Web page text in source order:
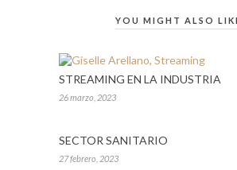
YOU MIGHT ALSO
STREAMING EN LA INDUSTRIA
26 marzo, 2023
SECTOR SANITARIO
27 febrero, 2023